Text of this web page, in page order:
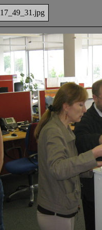
17_49_31.jpg